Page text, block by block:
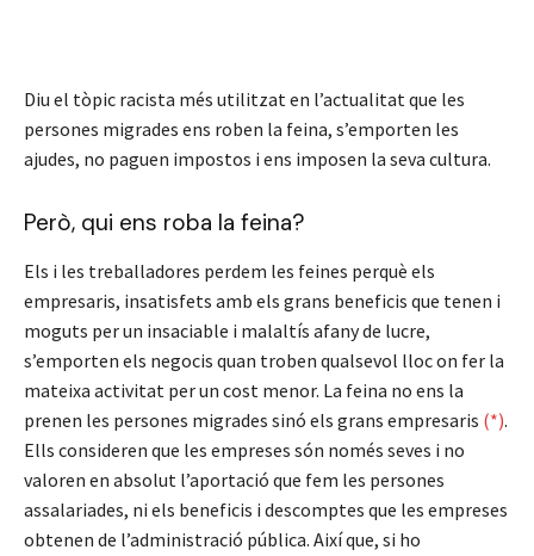
Diu el tòpic racista més utilitzat en l’actualitat que les
persones migrades ens roben la feina, s’emporten les
ajudes, no paguen impostos i ens imposen la seva cultura.
Però, qui ens roba la feina?
Els i les treballadores perdem les feines perquè els
empresaris, insatisfets amb els grans beneficis que tenen i
moguts per un insaciable i malaltís afany de lucre,
s’emporten els negocis quan troben qualsevol lloc on fer la
mateixa activitat per un cost menor. La feina no ens la
prenen les persones migrades sinó els grans empresaris (*).
Ells consideren que les empreses són només seves i no
valoren en absolut l’aportació que fem les persones
assalariades, ni els beneficis i descomptes que les empreses
obtenen de l’administració pública. Així que, si ho